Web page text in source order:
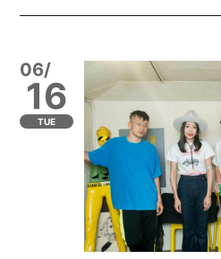
06/
16
TUE